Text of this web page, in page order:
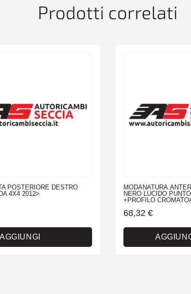
Prodotti correlati
POSTERIORE DESTRO
4X4 2012>
AGGIUNGI
NERO LUCIDO
+PROFILO
68,32 €